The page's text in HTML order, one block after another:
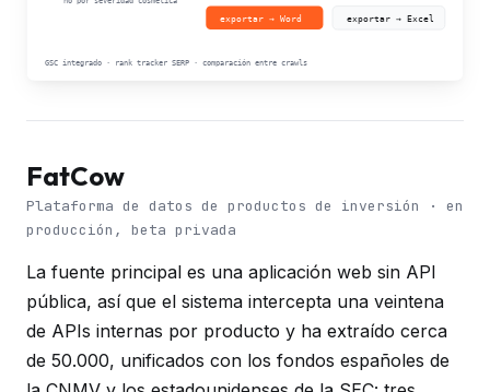
FatCow
Plataforma de datos de productos de inversión · en
producción, beta privada
La fuente principal es una aplicación web sin API
pública, así que el sistema intercepta una veintena
de APIs internas por producto y ha extraído cerca
de 50.000, unificados con los fondos españoles de